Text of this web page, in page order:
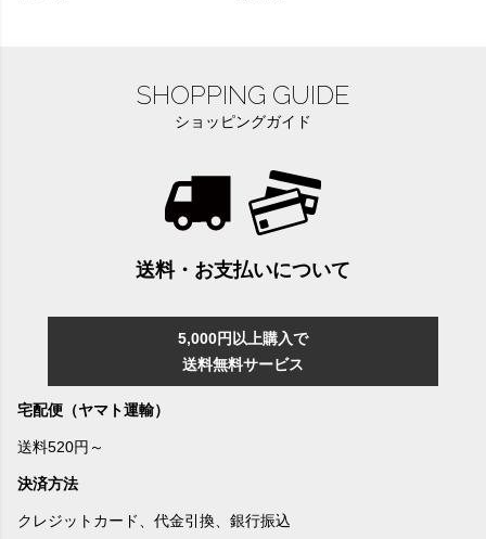
SHOPPING GUIDE
ショッピングガイド
送料・お支払いについて
5,000円以上購入で
送料無料サービス
宅配便（ヤマト運輸）
送料520円～
決済方法
クレジットカード、代金引換、銀行振込